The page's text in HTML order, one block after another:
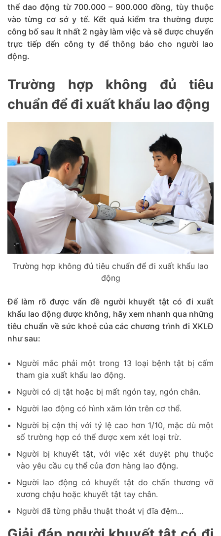
thể dao động từ 700.000 – 900.000 đồng, tùy thuộc
vào từng cơ sở y tế. Kết quả kiểm tra thường được
công bố sau ít nhất 2 ngày làm việc và sẽ được chuyển
trực tiếp đến công ty để thông báo cho người lao
động.
Trường hợp không đủ tiêu
chuẩn để đi xuất khẩu lao động
Trường hợp không đủ tiêu chuẩn để đi xuất khẩu lao
động
Để làm rõ được vấn đề người khuyết tật có đi xuất
khẩu lao động được không, hãy xem nhanh qua những
tiêu chuẩn về sức khoẻ của các chương trình đi XKLĐ
như sau:
Người mắc phải một trong 13 loại bệnh tật bị cấm
tham gia xuất khẩu lao động.
Người có dị tật hoặc bị mất ngón tay, ngón chân.
Người lao động có hình xăm lớn trên cơ thể.
Người bị cận thị với tỷ lệ cao hơn 1/10, mặc dù một
số trường hợp có thể được xem xét loại trừ.
Người bị khuyết tật, với việc xét duyệt phụ thuộc
vào yêu cầu cụ thể của đơn hàng lao động.
Người lao động có khuyết tật do chấn thương vỡ
xương chậu hoặc khuyết tật tay chân.
Người đã từng phẫu thuật thoát vị đĩa đệm…